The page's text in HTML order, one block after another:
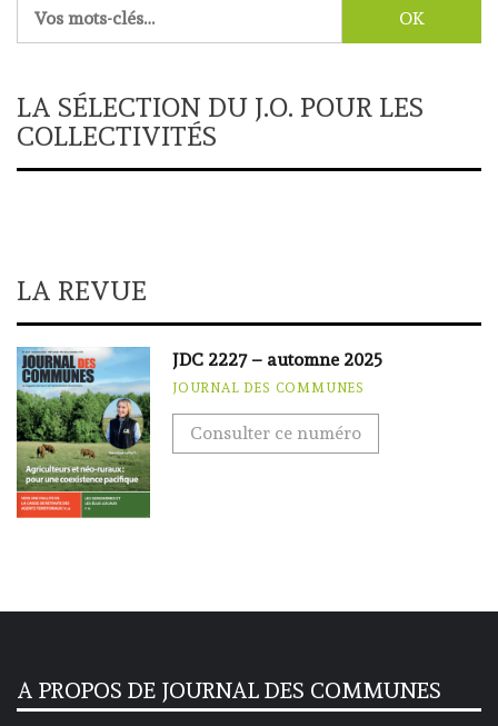
LA SÉLECTION DU J.O. POUR LES
COLLECTIVITÉS
LA REVUE
JDC 2227 – automne 2025
JOURNAL DES COMMUNES
Consulter ce numéro
A PROPOS DE JOURNAL DES COMMUNES